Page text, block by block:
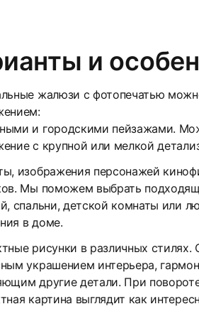
и
жалюзи с фотопечатью
и городскими пейзажами.
с крупной или мелкой
изображения персонажей
Мы поможем выбрать
спальни, детской комнаты или
в доме.
рисунки в различных стилях.
украшением интерьера,
другие детали. При
картина выглядит как